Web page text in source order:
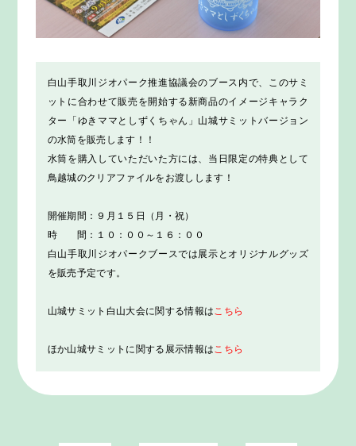
白山手取川ジオパーク推進協議会のブース内で、このサミ
ットに合わせて販売を開始する新商品のイメージキャラク
ター「ゆきママとしずくちゃん」山城サミットバージョン
の水筒を販売します！！
水筒を購入していただいた方には、当日限定の特典として
鳥越城のクリアファイルをお渡しします！
開催期間：９月１５日（月・祝）
時 間：１０：００～１６：００
白山手取川ジオパークブースでは展示とオリジナルグッズ
を販売予定です。
山城サミット白山大会に関する情報はこちら
ほか山城サミットに関する展示情報はこちら